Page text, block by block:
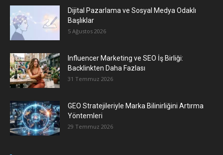
Dijital Pazarlama ve Sosyal Medya Odaklı
Başlıklar
5 Ağustos 2026
Influencer Marketing ve SEO İş Birliği:
Backlinkten Daha Fazlası
31 Temmuz 2026
GEO Stratejileriyle Marka Bilinirliğini Artırma
Yöntemleri
29 Temmuz 2026